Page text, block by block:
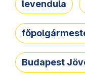
levendula
Budapest